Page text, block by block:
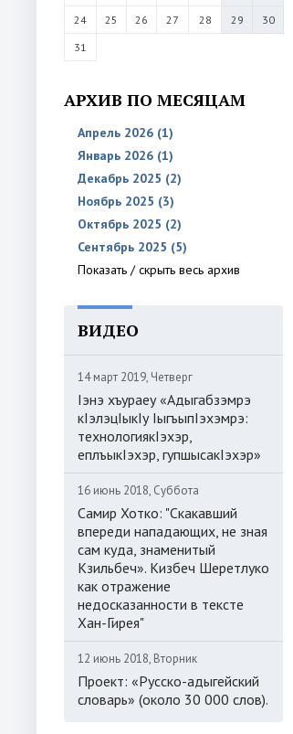
24
25 26 27 28 29
30
31
АРХИВ ПО МЕСЯЦАМ
Апрель 2026 (1)
Январь 2026 (1)
Декабрь 2025 (2)
Ноябрь 2025 (3)
Октябрь 2025 (2)
Сентябрь 2025 (5)
Показать / скрыть весь архив
ВИДЕО
14 март 2019, Четверг
Iэнэ хъураеу «Адыгабзэмрэ
кIэлэцIыкIу IыгъыпIэхэмрэ:
технологиякIэхэр,
еплъыкIэхэр, гупшысакIэхэр»
16 июнь 2018, Суббота
Самир Хотко: "Скакавший
впереди нападающих, не зная
сам куда, знаменитый
Кзильбеч». Кизбеч Шеретлуко
как отражение
недосказанности в тексте
Хан-Гирея"
12 июнь 2018, Вторник
Проект: «Русско-адыгейский
словарь» (около 30 000 слов).